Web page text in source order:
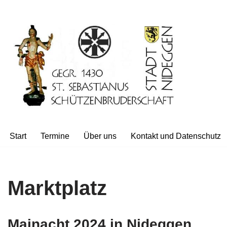
Inhalt
springen
Start Termine Über uns Kontakt und Datenschutz
Marktplatz